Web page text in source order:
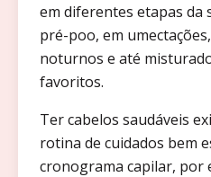
em diferentes etapas da
pré-poo, em
noturnos e até
favoritos.
Ter cabelos saudáveis
rotina de cuidados bem
cronograma capilar, por